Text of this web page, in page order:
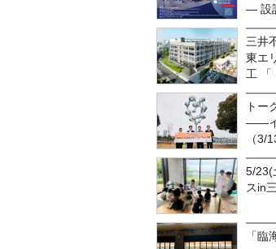
― 設
三井
東エ
工 「
トー
――イ
（3/
5/23(
スin
「